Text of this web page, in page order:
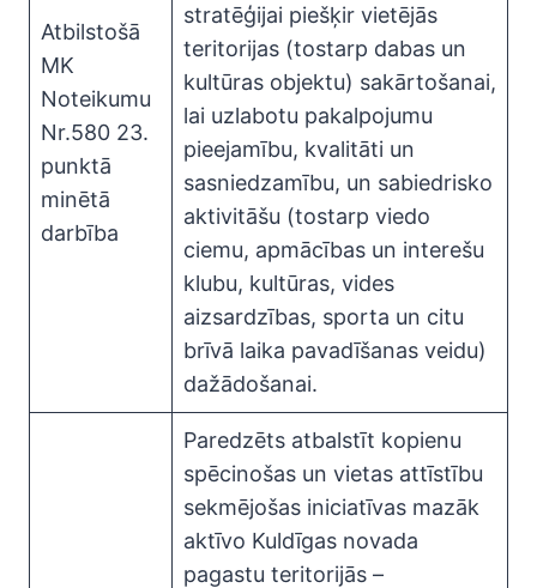
Atbilstošā
MK
Noteikumu
Nr.580 23.
punktā
minētā
darbība
stratēģijai piešķir vietējās
teritorijas (tostarp dabas un
kultūras objektu) sakārtošanai,
lai uzlabotu pakalpojumu
pieejamību, kvalitāti un
sasniedzamību, un sabiedrisko
aktivitāšu (tostarp viedo
ciemu, apmācības un interešu
klubu, kultūras, vides
aizsardzības, sporta un citu
brīvā laika pavadīšanas veidu)
dažādošanai.
Paredzēts atbalstīt kopienu
spēcinošas un vietas attīstību
sekmējošas iniciatīvas mazāk
aktīvo Kuldīgas novada
pagastu teritorijās –